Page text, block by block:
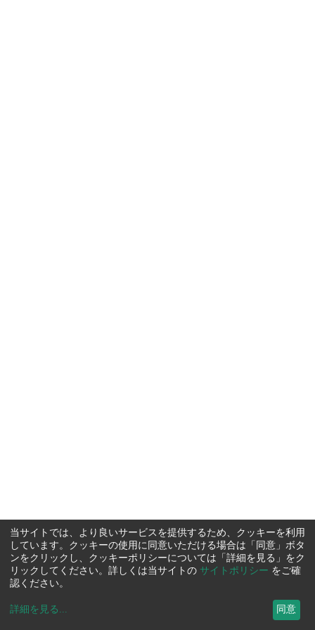
当サイトでは、より良いサービスを提供するため、クッキーを利用
しています。クッキーの使用に同意いただける場合は「同意」ボタ
ンをクリックし、クッキーポリシーについては「詳細を見る」をク
リックしてください。詳しくは当サイトの サイトポリシー をご確
認ください。
詳細を見る ... 同意